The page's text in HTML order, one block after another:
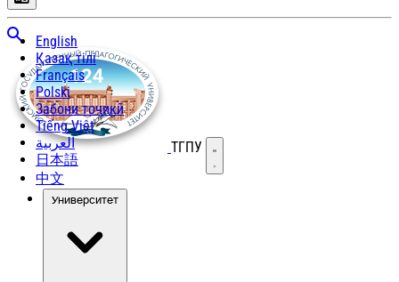
English
Қазақ тілі
Français
Polski
Забони тоҷикӣ
Tiếng Việt
العربية
日本語
中文
ТГПУ Открыть меню
Университет